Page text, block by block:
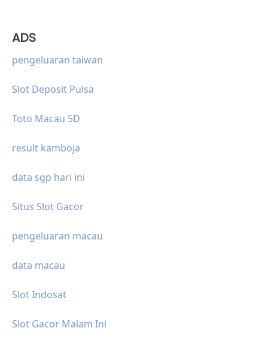
ADS
pengeluaran taiwan
Slot Deposit Pulsa
Toto Macau 5D
result kamboja
data sgp hari ini
Situs Slot Gacor
pengeluaran macau
data macau
Slot Indosat
Slot Gacor Malam Ini